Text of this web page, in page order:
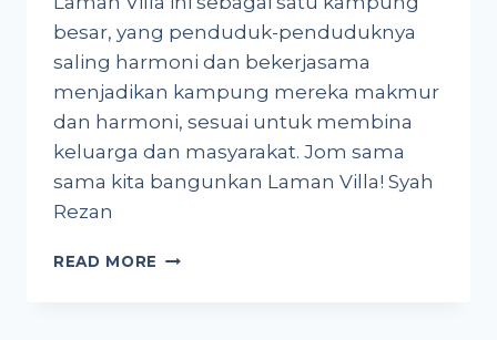
besar, yang penduduk-penduduknya
saling harmoni dan bekerjasama
menjadikan kampung mereka makmur
dan harmoni, sesuai untuk membina
keluarga dan masyarakat. Jom sama
sama kita bangunkan Laman Villa! Syah
Rezan
READ MORE SALAM